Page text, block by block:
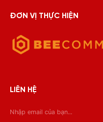
ĐƠN VỊ THỰC HIỆN
LIÊN HỆ